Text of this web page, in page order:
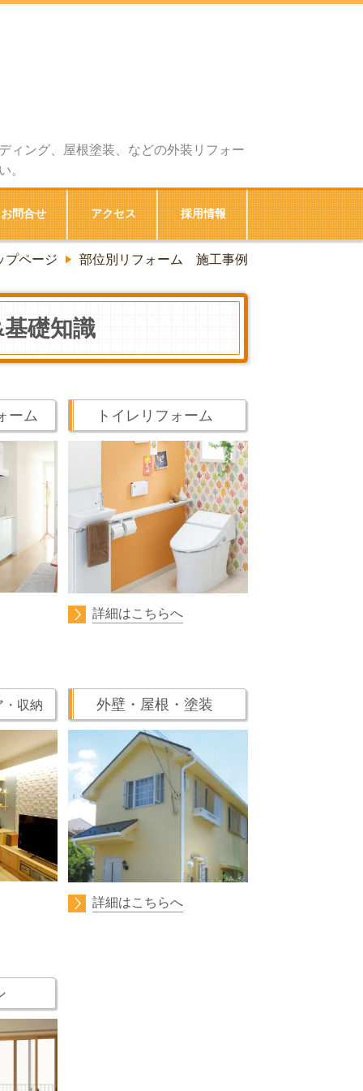
ィング、屋根塗装、などの外装リフォー
。
お問合せ アクセス 採用情報
プページ 部位別リフォーム 施工事例
礎知識
ーム トイレリフォーム
詳細はこちらへ
・収納 外壁・屋根・塗装
詳細はこちらへ
シ